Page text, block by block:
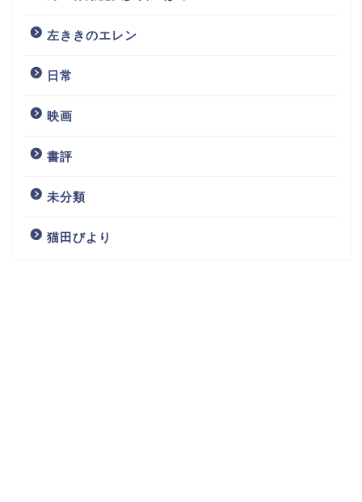
左ききのエレン
日常
映画
書評
未分類
猫田びより